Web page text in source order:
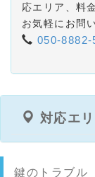
応エリア、料
お気軽にお問
050-8882-
対応エ
鍵のトラブル